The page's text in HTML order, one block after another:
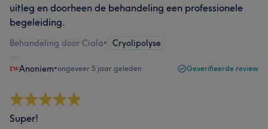
uitleg en doorheen de behandeling een professionele
begeleiding.
Behandeling door Ciala• Cryolipolyse
Anoniem•ongeveer 5 jaar geleden Geverifieerde review
Super!